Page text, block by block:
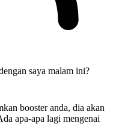
saya malam ini?
booster anda, dia akan
apa-apa lagi mengenai